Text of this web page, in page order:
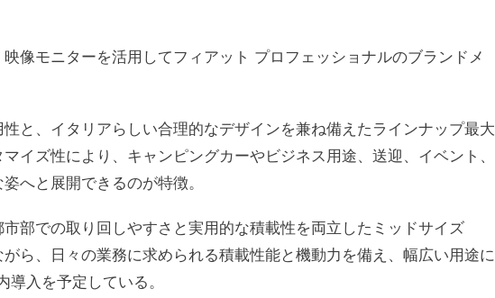
像モニターを活用してフィアット プロフェッショナルのブランドメ
と、イタリアらしい合理的なデザインを兼ね備えたラインナップ最大
イズ性により、キャンピングカーやビジネス用途、送迎、イベント、
へと展開できるのが特徴。
部での取り回しやすさと実用的な積載性を両立したミッドサイズ
ら、日々の業務に求められる積載性能と機動力を備え、幅広い用途に
入を予定している。